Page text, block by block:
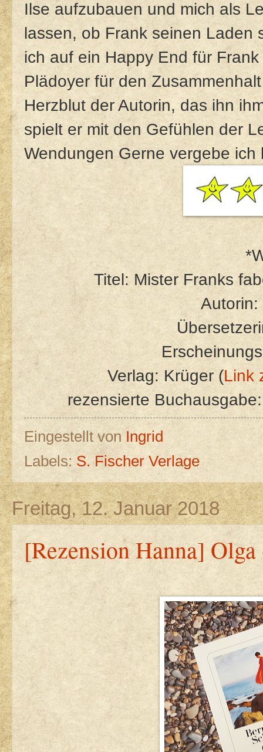
Ilse aufzubauen und mich als
lassen, ob Frank seinen Laden
ich auf ein Happy End für
Plädoyer für den
Herzblut der Autorin, das ihn
spielt er mit den Gefühlen der
Wendungen Gerne vergebe
Titel: Mister Franks
Autorin:
Verlag: Krüger (Link
rezensierte
Eingestellt von Ingrid
Labels:S. Fischer Verlage
Freitag, 12. Januar 2018
[Rezension Hanna]